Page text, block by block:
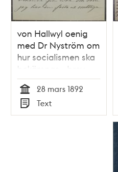
von Hallwyl oenig
med Dr Nyström om
hur socialismen ska
bekämpas - brev
1892
Tid
28 mars 1892
Typ
Text